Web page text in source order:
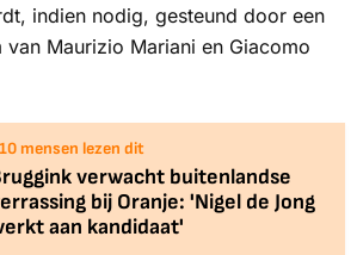
indien nodig, gesteund door een
van Maurizio Mariani en Giacomo
mensen lezen dit
verwacht buitenlandse
bij Oranje: 'Nigel de Jong
aan kandidaat'